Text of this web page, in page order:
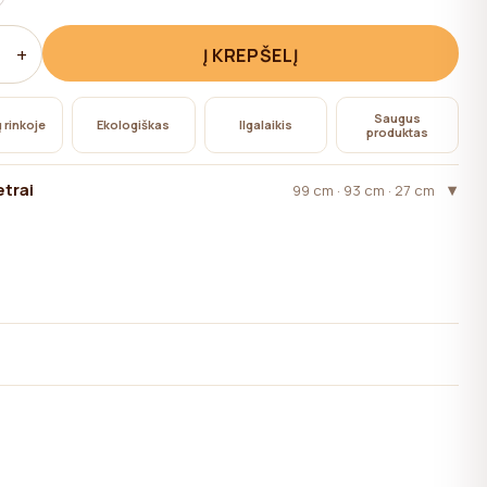
+ Į KREPŠELĮ
rinkoje Ekologiškas Ilgalaikis
Saugus
produktas
99 cm · 93 cm · 27 cm